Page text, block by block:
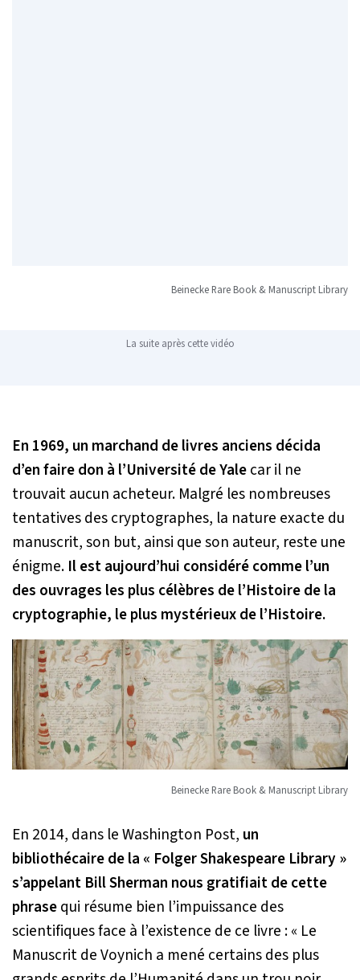
Beinecke Rare Book & Manuscript Library
La suite après cette vidéo
En 1969, un marchand de livres anciens décida
d’en faire don à l’Université de Yalecar il ne
trouvait aucun acheteur. Malgré les nombreuses
tentatives des cryptographes, la nature exacte du
manuscrit, son but, ainsi que son auteur, reste une
énigme. Il est aujourd’hui considéré comme l’un
des ouvrages les plus célèbres de l’Histoire de la
cryptographie, le plus mystérieux de l’Histoire.
Beinecke Rare Book & Manuscript Library
En 2014, dans le Washington Post, un
bibliothécaire de la « Folger Shakespeare Library »
s’appelant Bill Sherman nous gratifiait de cette
phrasequi résume bien l’impuissance des
scientifiques face à l’existence de ce livre :« Le
Manuscrit de Voynich a mené certains des plus